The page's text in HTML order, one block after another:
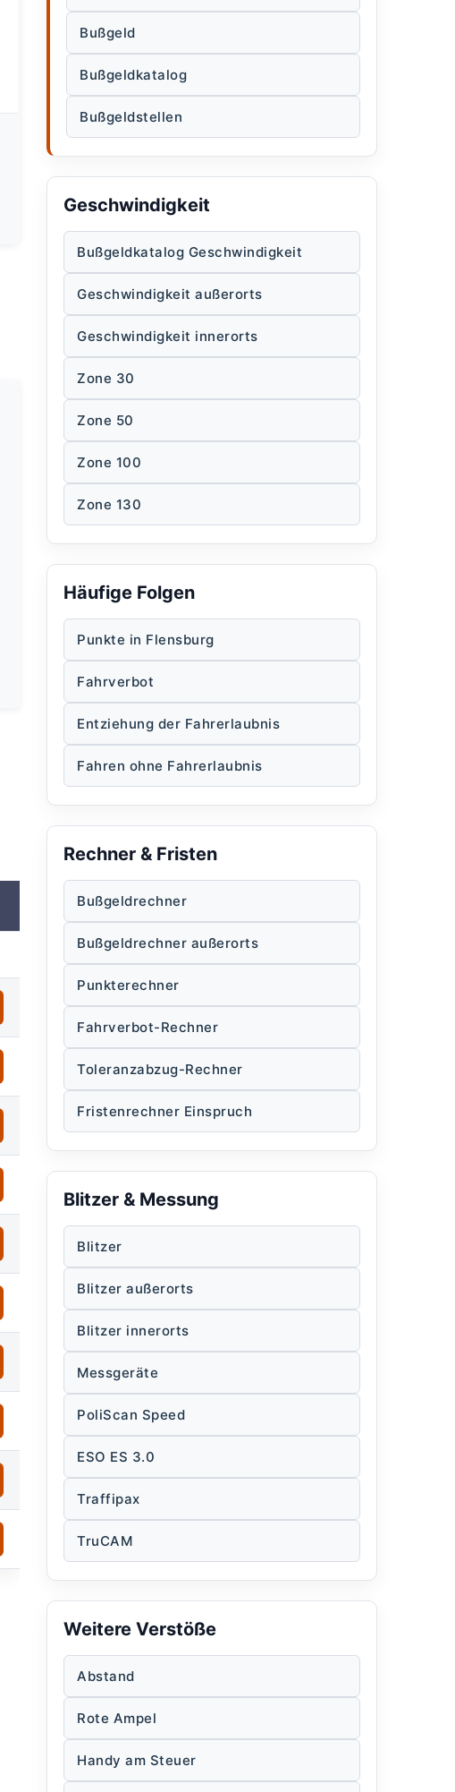
Bußgeld
Bußgeldkatalog
Bußgeldstellen
Geschwindigkeit
Bußgeldkatalog Geschwindigkeit
Geschwindigkeit außerorts
Geschwindigkeit innerorts
Zone 30
Zone 50
Zone 100
Zone 130
Häufige Folgen
Punkte in Flensburg
Fahrverbot
Entziehung der Fahrerlaubnis
Fahren ohne Fahrerlaubnis
Rechner & Fristen
Bußgeldrechner
Bußgeldrechner außerorts
Punkterechner
Fahrverbot-Rechner
Toleranzabzug-Rechner
Fristenrechner Einspruch
Blitzer & Messung
Blitzer
Blitzer außerorts
Blitzer innerorts
Messgeräte
PoliScan Speed
ESO ES 3.0
Traffipax
TruCAM
Weitere Verstöße
Abstand
Rote Ampel
Handy am Steuer